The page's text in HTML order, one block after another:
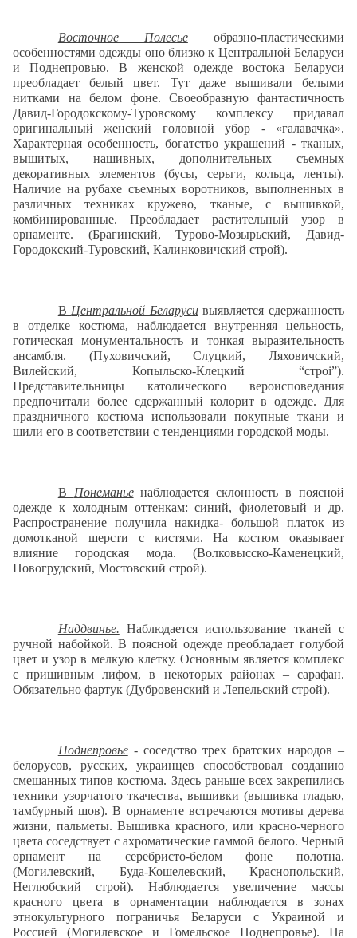
Восточное Полесьеобразно-пластическими
особенностями одежды оно близко к Центральной Беларуси
и Поднепровью. В женской одежде востока Беларуси
преобладает белый цвет. Тут даже вышивали белыми
нитками на белом фоне. Своеобразную фантастичность
Давид-Городокскому-Туровскому комплексу придавал
оригинальный женский головной убор - «галавачка».
Характерная особенность, богатство украшений - тканых,
вышитых, нашивных, дополнительных съемных
декоративных элементов (бусы, серьги, кольца, ленты).
Наличие на рубахе съемных воротников, выполненных в
различных техниках кружево, тканые, с вышивкой,
комбинированные. Преобладает растительный узор в
орнаменте. (Брагинский, Турово-Мозырьский, Давид-
Городокский-Туровский, Калинковичский строй).
В Центральной Беларусивыявляется сдержанность
в отделке костюма, наблюдается внутренняя цельность,
готическая монументальность и тонкая выразительность
ансамбля. (Пуховичский, Слуцкий, Ляховичский,
Вилейский, Копыльско-Клецкий “строі”).
Представительницы католического вероисповедания
предпочитали более сдержанный колорит в одежде. Для
праздничного костюма использовали покупные ткани и
шили его в соответствии с тенденциями городской моды.
В Понеманьенаблюдается склонность в поясной
одежде к холодным оттенкам: синий, фиолетовый и др.
Распространение получила накидка- большой платок из
домотканой шерсти с кистями. На костюм оказывает
влияние городская мода. (Волковысско-Каменецкий,
Новогрудский, Мостовский строй).
Наддвинье. Наблюдается использование тканей с
ручной набойкой. В поясной одежде преобладает голубой
цвет и узор в мелкую клетку. Основным является комплекс
с пришивным лифом, в некоторых районах – сарафан.
Обязательно фартук (Дубровенский и Лепельский строй).
Поднепровье- соседство трех братских народов –
белорусов, русских, украинцев способствовал созданию
смешанных типов костюма. Здесь раньше всех закрепились
техники узорчатого ткачества, вышивки (вышивка гладью,
тамбурный шов). В орнаменте встречаются мотивы дерева
жизни, пальметы. Вышивка красного, или красно-черного
цвета соседствует с ахроматические гаммой белого. Черный
орнамент на серебристо-белом фоне полотна.
(Могилевский, Буда-Кошелевский, Краснопольский,
Неглюбский строй). Наблюдается увеличение массы
красного цвета в орнаментации наблюдается в зонах
этнокультурного пограничья Беларуси с Украиной и
Россией (Могилевское и Гомельское Поднепровье). На